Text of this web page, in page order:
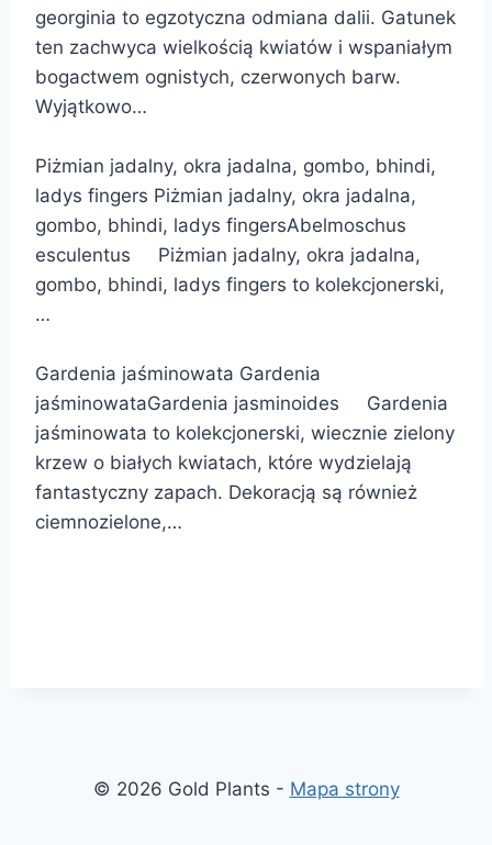
georginia to egzotyczna odmiana dalii. Gatunek
ten zachwyca wielkością kwiatów i wspaniałym
bogactwem ognistych, czerwonych barw.
Wyjątkowo…
Piżmian jadalny, okra jadalna, gombo, bhindi,
ladys fingers Piżmian jadalny, okra jadalna,
gombo, bhindi, ladys fingersAbelmoschus
esculentus Piżmian jadalny, okra jadalna,
gombo, bhindi, ladys fingers to kolekcjonerski,
…
Gardenia jaśminowata Gardenia
jaśminowataGardenia jasminoides Gardenia
jaśminowata to kolekcjonerski, wiecznie zielony
krzew o białych kwiatach, które wydzielają
fantastyczny zapach. Dekoracją są również
ciemnozielone,…
© 2026 Gold Plants - Mapa strony